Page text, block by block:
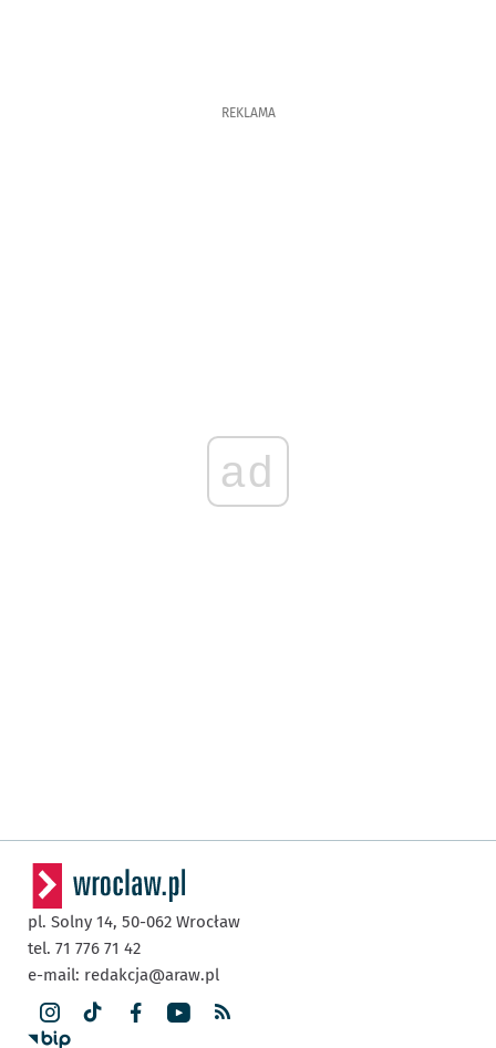
REKLAMA
ad
pl. Solny 14, 50-062 Wrocław
tel. 71 776 71 42
e-mail: redakcja@araw.pl